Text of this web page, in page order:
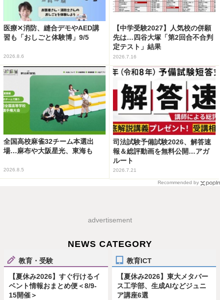
医療✕消防、縫合デモやAED講
習も「おしごと体験博」9/5
2026.8.6
【中学受験2027】人気校の併願
先は…四谷大塚「第2回合不合判
定テスト」結果
2026.7.16
全国高校麻雀32チーム本選出
場…麻布や大阪星光、東海も
2026.8.5
司法試験予備試験2026、解答速
報＆総評動画を無料公開…アガ
ルート
2026.7.21
Recommended by
advertisement
NEWS CATEGORY
教育・受験
【夏休み2026】すぐ行けるイ
ベント情報おまとめ便＜8/9-
15開催＞
教育ICT
【夏休み2026】東大メタバー
ス工学部、生成AIなどジュニ
ア講座6選